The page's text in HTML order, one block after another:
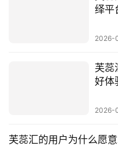
绎平
2026-
芙蕊
好体
2026-
芙蕊汇的用户为什么愿意